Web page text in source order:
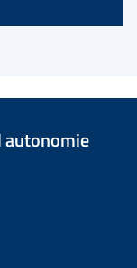
autonomie